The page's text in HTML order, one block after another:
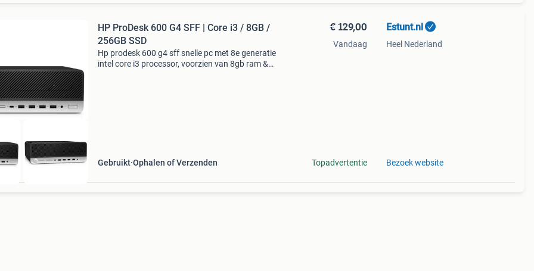
HP ProDesk 600 G4 SFF | Core i3 / 8GB /
256GB SSD
Hp prodesk 600 g4 sff snelle pc met 8e generatie
intel core i3 processor, voorzien van 8gb ram &
Gebruikt Ophalen of Verzenden
€ 129,00
Vandaag
Topadvertentie
Estunt.nl
Heel Nederland
Bezoek website